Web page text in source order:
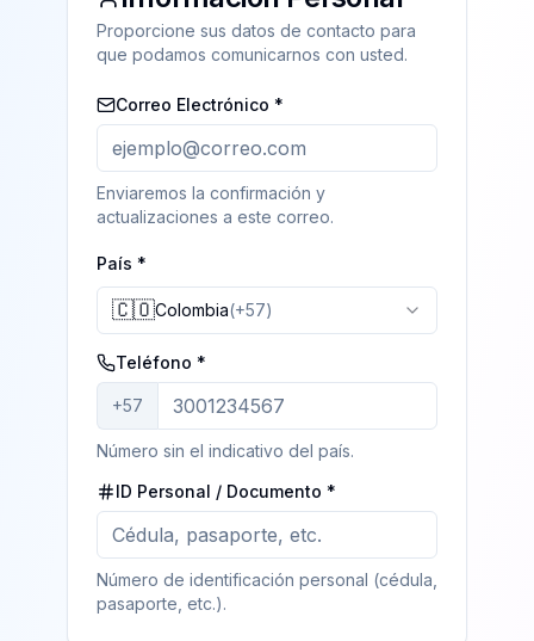
Proporcione sus datos de contacto para
que podamos comunicarnos con usted.
Correo Electrónico *
Enviaremos la confirmación y
actualizaciones a este correo.
País *
🇨🇴Colombia(+57)
Teléfono *
+57
Número sin el indicativo del país.
ID Personal / Documento *
Número de identificación personal (cédula,
pasaporte, etc.).